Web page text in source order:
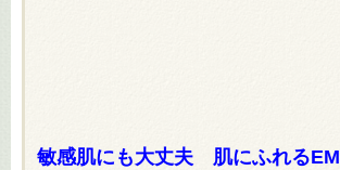
敏感肌にも大丈夫 肌にふれるEM